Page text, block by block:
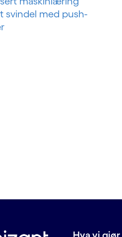
svindel med push-